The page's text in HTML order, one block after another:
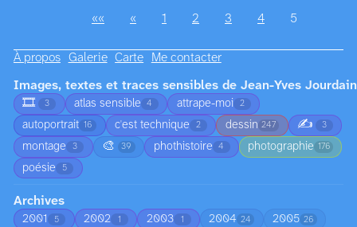
«« « 1 2 3 4 5
À propos Galerie Carte Me contacter
Images, textes et traces sensibles de Jean-Yves Jourdain
🎞️
3 atlas sensible 4 attrape-moi 2
autoportrait 16 c'est technique 2 dessin 247 ✍️ 3
montage 3 🎨 39 phothistoire 4 photographie 176
poésie 5
Archives
2001 5 2002 1 2003 1 2004 24 2005 26